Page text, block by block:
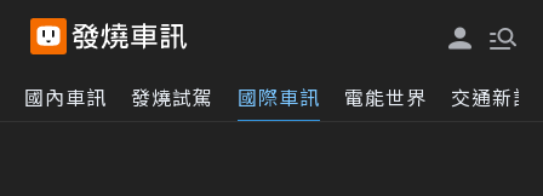
國內車訊 發燒試駕 國際車訊 電能世界 交通新訊